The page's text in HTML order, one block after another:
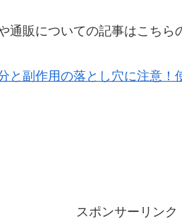
通販についての記事はこちら
と副作用の落とし穴に注意！
スポンサーリンク